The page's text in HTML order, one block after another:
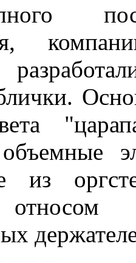
объемные
из